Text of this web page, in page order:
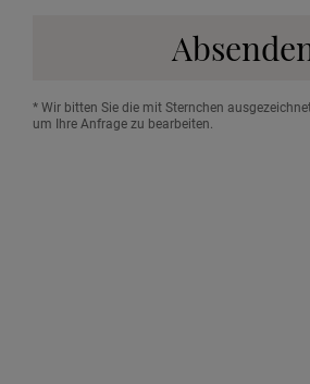
* Wir bitten Sie die mit Sternchen
um Ihre Anfrage zu bearbeiten.